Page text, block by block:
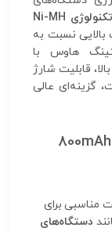
تکنولوژی Ni-MH
نسبت به
هاوس با
قابلیت شارژ
گزینه‌ای عالی
ویژگی‌های باتری شارژی نیم قلمی 800mAh
مناسبی برای
دستگاه‌های